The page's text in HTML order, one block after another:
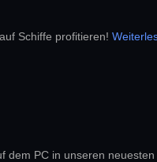
Schiffe profitieren!
PC in unseren neuesten